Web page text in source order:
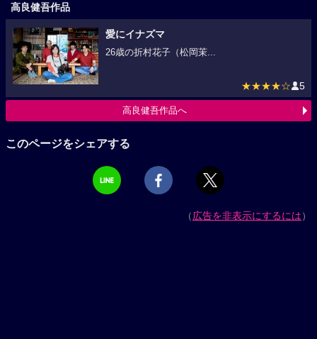
高良健吾作品
愛にイナズマ
26歳の折村花子（松岡茉...
★★★★☆ 5
高良健吾作品へ
このページをシェアする
（広告を非表示にするには）